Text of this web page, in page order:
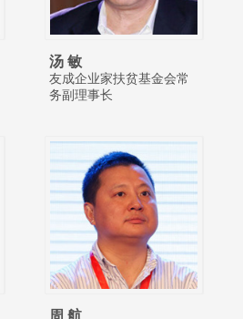
汤 敏
友成企业家扶贫基金会常
务副理事长
周 航